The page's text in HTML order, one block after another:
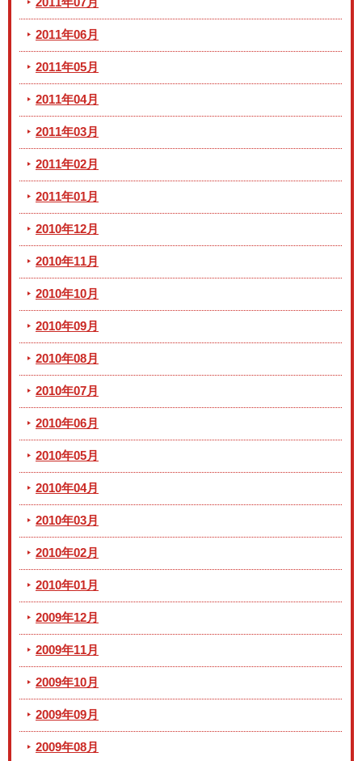
2011年06月
2011年05月
2011年04月
2011年03月
2011年02月
2011年01月
2010年12月
2010年11月
2010年10月
2010年09月
2010年08月
2010年07月
2010年06月
2010年05月
2010年04月
2010年03月
2010年02月
2010年01月
2009年12月
2009年11月
2009年10月
2009年09月
2009年08月